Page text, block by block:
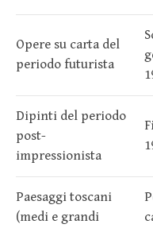
Opere su carta del
periodo futurista
Dipinti del periodo
post-
impressionista
Paesaggi toscani
(medi e grandi